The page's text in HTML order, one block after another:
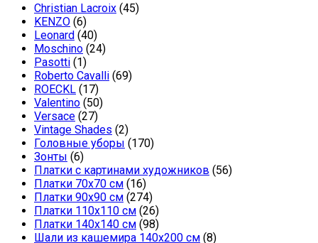
Christian Lacroix (45)
KENZO (6)
Leonard (40)
Moschino (24)
Pasotti (1)
Roberto Cavalli (69)
ROECKL (17)
Valentino (50)
Versace (27)
Vintage Shades (2)
Головные уборы (170)
Зонты (6)
Платки с картинами художников (56)
Платки 70х70 см (16)
Платки 90х90 см (274)
Платки 110х110 см (26)
Платки 140х140 см (98)
Шали из кашемира 140х200 см (8)